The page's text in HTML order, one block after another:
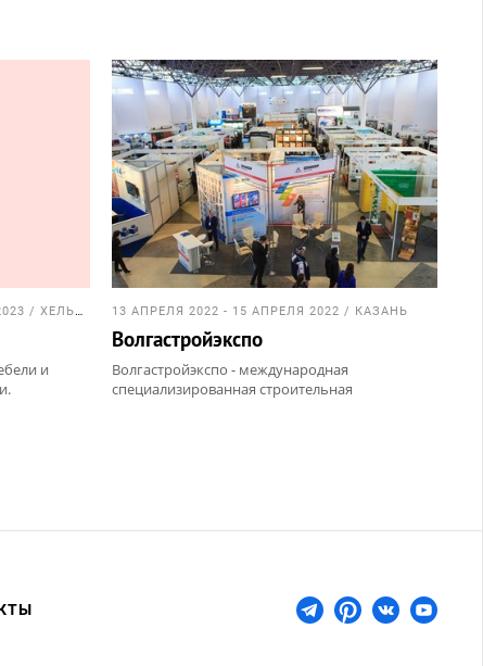
13 СЕНТЯБРЯ 2023 - 17 СЕНТЯБРЯ 2023 / ХЕЛЬСИНКИ
и
13 АПРЕЛЯ 2022 - 15 АПРЕЛЯ 2022 / КАЗАНЬ
Волгастройэкспо
Волгастройэкспо - международная
специализированная строительная